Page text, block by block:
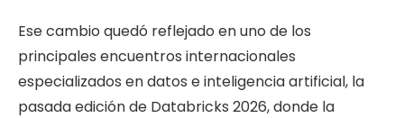
Ese cambio quedó reflejado en uno de los
principales encuentros internacionales
especializados en datos e inteligencia artificial, la
pasada edición de Databricks 2026, donde la